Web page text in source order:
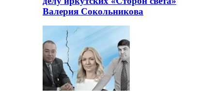
Валерия Сокольникова